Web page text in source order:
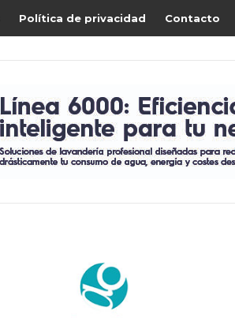
Política de privacidad Contacto